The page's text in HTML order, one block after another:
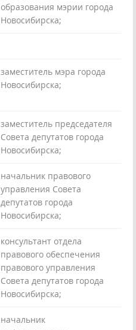
образования мэрии города
Новосибирска;
заместитель мэра города
Новосибирска;
заместитель председателя
Совета депутатов города
Новосибирска;
начальник правового
управления Совета
депутатов города
Новосибирска;
консультант отдела
правового обеспечения
правового управления
Совета депутатов города
Новосибирска;
начальник